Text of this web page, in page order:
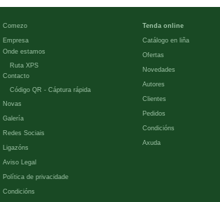
Comezo
Empresa
Onde estamos
Ruta XPS
Contacto
Código QR - Cáptura rápida
Novas
Galería
Redes Sociais
Ligazóns
Aviso Legal
Política de privacidade
Condicións
Tenda online
Catálogo en liña
Ofertas
Novedades
Autores
Clientes
Pedidos
Condicións
Axuda